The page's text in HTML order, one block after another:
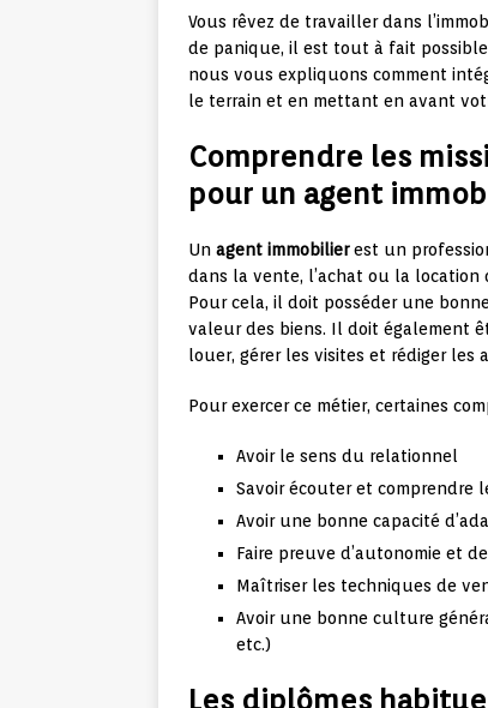
Vous rêvez de travailler dans
de panique, il est tout à fait
nous vous expliquons comment
le terrain et en mettant en avant
Comprendre les
pour un agent
Un agent immobilierest un
dans la vente, l’achat ou la location
Pour cela, il doit posséder une
valeur des biens. Il doit également
louer, gérer les visites et rédiger les
Pour exercer ce métier, certaines
Avoir le sens du relationnel
Savoir écouter et comprendre
Avoir une bonne capacité
Faire preuve d’autonomie et
Maîtriser les techniques de
Avoir une bonne culture
etc.)
Les diplômes